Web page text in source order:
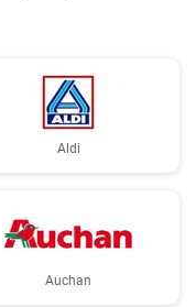
Aldi
Auchan